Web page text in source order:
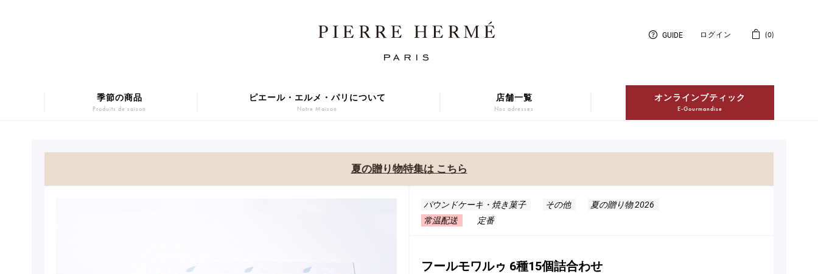
夏の贈り物特集は こちら
パウンドケーキ・焼き菓子 その他
夏の贈り物 2026
常温配送
定番
フールモワルゥ 6種15個詰合わせ
季節の商品
Produits de saison
ピエール・エルメ・パリについて
Notre Maison
店舗一覧
Nos adresses
オンラインブティック
E-Gourmandise
アイス
Glaces
Entremets Glacés en livraison à
ログイン
GUIDE 0